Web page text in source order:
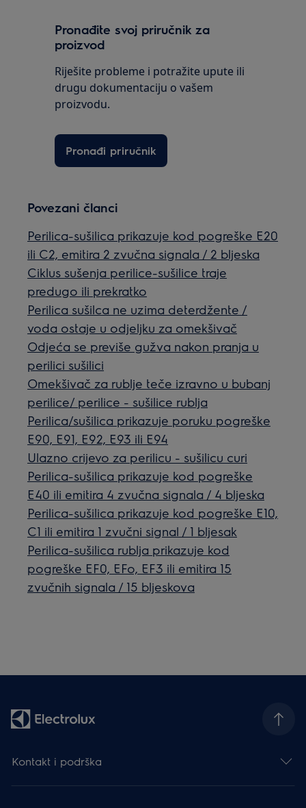
Pronađite svoj priručnik za
proizvod
Riješite probleme i potražite upute ili
drugu dokumentaciju o vašem
proizvodu.
Pronađi priručnik
Povezani članci
Perilica-sušilica prikazuje kod pogreške E20
ili C2, emitira 2 zvučna signala / 2 bljeska
Ciklus sušenja perilice-sušilice traje
predugo ili prekratko
Perilica sušilca ne uzima deterdžente /
voda ostaje u odjeljku za omekšivač
Odjeća se previše gužva nakon pranja u
perilici sušilici
Omekšivač za rublje teče izravno u bubanj
perilice/ perilice - sušilice rublja
Perilica/sušilica prikazuje poruku pogreške
E90, E91, E92, E93 ili E94
Ulazno crijevo za perilicu - sušilicu curi
Perilica-sušilica prikazuje kod pogreške
E40 ili emitira 4 zvučna signala / 4 bljeska
Perilica-sušilica prikazuje kod pogreške E10,
C1 ili emitira 1 zvučni signal / 1 bljesak
Perilica-sušilica rublja prikazuje kod
pogreške EF0, EFo, EF3 ili emitira 15
zvučnih signala / 15 bljeskova
Kontakt i podrška